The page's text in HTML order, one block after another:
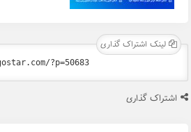
لینک اشتراک گذاری
اشتراک گذاری